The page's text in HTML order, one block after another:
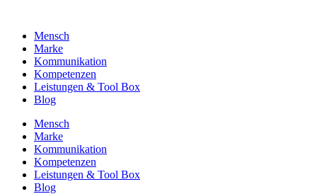
wechselnMensch
Marke
Kommunikation
Kompetenzen
Leistungen & Tool Box
Blog
Mensch
Marke
Kommunikation
Kompetenzen
Leistungen & Tool Box
Blog